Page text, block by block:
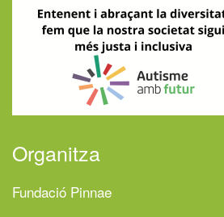
Organitza
Fundació Pinnae